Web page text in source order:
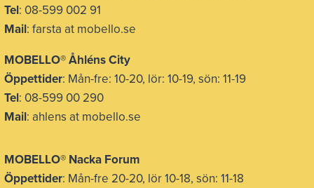
Tel: 08-599 002 91
Mail: farsta at mobello.se
MOBELLO® Åhléns City
Öppettider: Mån-fre: 10-20, lör: 10-19, sön: 11-19
Tel: 08-599 00 290
Mail: ahlens at mobello.se
MOBELLO® Nacka Forum
Öppettider: Mån-fre 20-20, lör 10-18, sön: 11-18